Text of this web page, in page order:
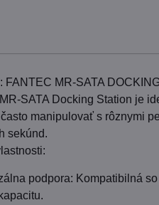
FANTEC MR-SATA
SATA Docking Station je
manipulovať s rôznymi
sekúnd.
podpora: Kompatibilná